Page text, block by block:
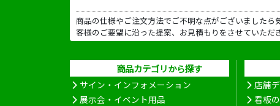
商品の仕様やご注文方法でご不明な点がございました
客様のご要望に沿った提案、お見積もりをさせていただき
商品カテゴリから探す
サイン・インフォメーション
展示会・イベント用品
店舗
看板